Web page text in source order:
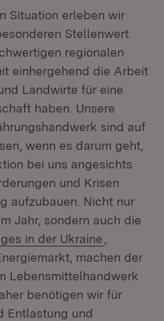
Situation erleben wir
Stellenwert
regionalen
einhergehend die Arbeit
Landwirte für eine
haben. Unsere
sind auf
wenn es darum geht,
bei uns angesichts
und Krisen
aufzubauen. Nicht nur
Jahr, sondern auch die
in der Ukraine
machen der
Lebensmittelhandwerk
benötigen wir für
Entlastung und